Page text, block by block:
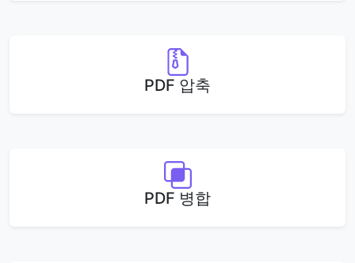
PDF 압축
PDF 병합